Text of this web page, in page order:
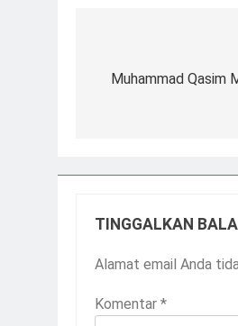
pos
Muhammad Qasim
TINGGALKAN
Alamat email Anda
Komentar *